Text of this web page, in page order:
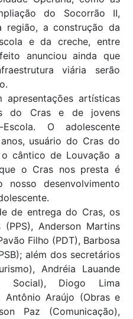
do Socorrão II,
região, a construção da
e da creche, entre
anunciou ainda que
viária serão
artísticas
do Cras e de jovens
O adolescente
usuário do Cras do
cântico de Louvação a
o Cras nos presta é
desenvolvimento
de entrega do Cras, os
Anderson Martins
Filho (PDT), Barbosa
além dos secretários
Andréia Lauande
Social), Diogo Lima
Antônio Araújo (Obras e
Paz (Comunicação),